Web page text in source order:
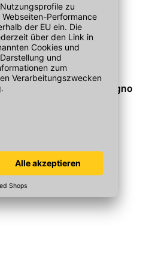
Innenfutter für Roto Designo
In 21 Varianten